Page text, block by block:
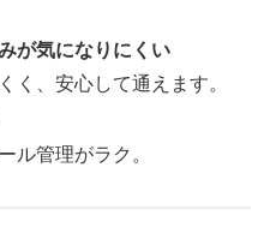
が気になりにくい
く、安心して通えます。
ル管理がラク。